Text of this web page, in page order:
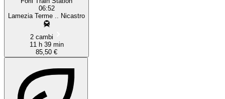
06:52
Lamezia Terme .. Nicastro
2 cambi
11 h 39 min
85,50 €